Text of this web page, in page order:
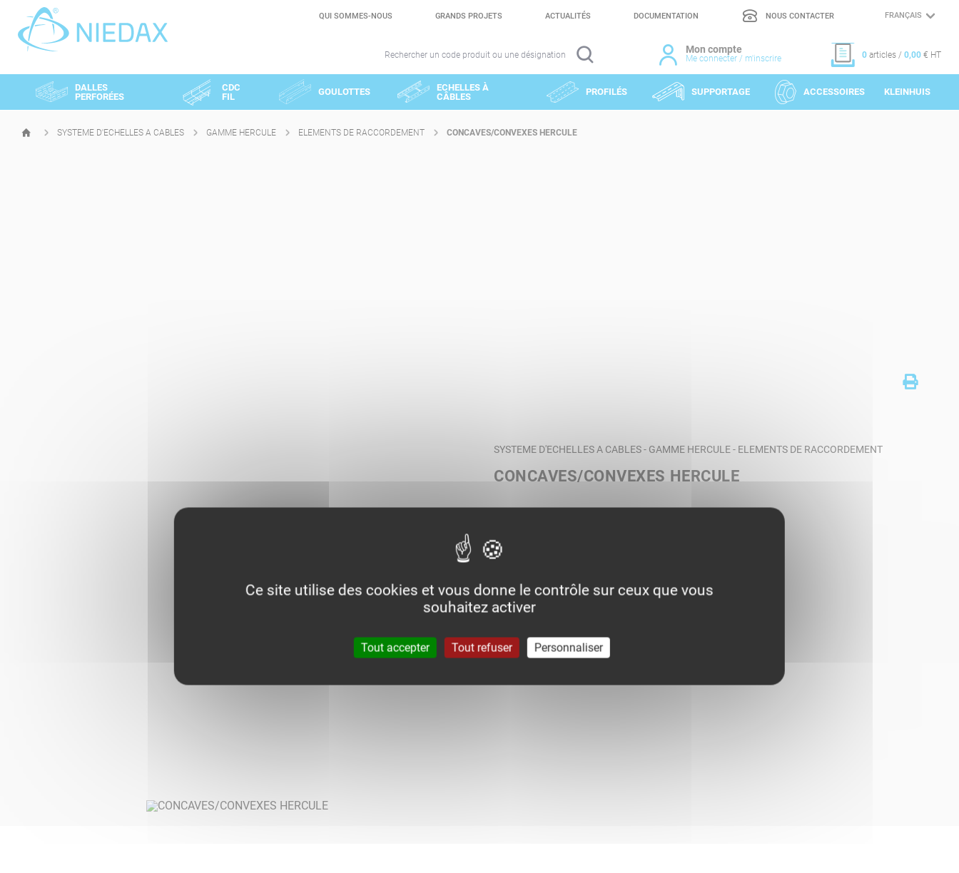
QUI SOMMES-NOUS GRANDS PROJETS ACTUALITÉS DOCUMENTATION NOUS CONTACTER
CHOIX
Rechercher un code produit ou une désignation Mon compte
Me connecter / m'inscrire 0 articles / 0,00 € HT
DALLES
PERFORÉES
CDC
FIL
GOULOTTES
ECHELLES À
CÂBLES
PROFILÉS SUPPORTAGE ACCESSOIRES KLEINHUIS
PAGE
SYSTEME D'ECHELLES A CABLES GAMME HERCULE ELEMENTS DE RACCORDEMENT CONCAVES/CONVEXES HERCULE
SYSTEME D'ECHELLES A CABLES - GAMME HERCULE - ELEMENTS DE RACCORDEMENT
CONCAVES/CONVEXES HERCULE
Panneau de gestion des cookies
Ce site utilise des cookies et vous donne le contrôle sur ceux que vous
souhaitez activer
Tout accepter Tout refuser Personnaliser